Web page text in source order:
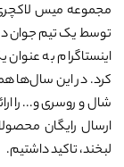
مجموعه میس
اینستاگرام به
کرد. در این سال‌ها
شال و روسری و... را
ارسال رایگان
لبخند، تاکید داشتیم.